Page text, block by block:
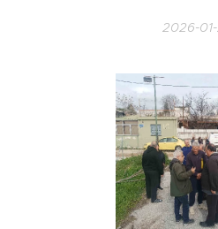
2026-